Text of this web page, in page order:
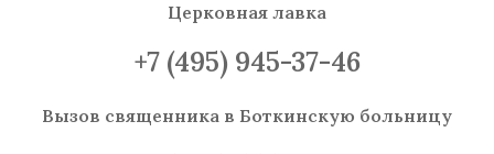
Церковная лавка
+7 (495) 945-37-46
Вызов священника в Боткинскую больницу